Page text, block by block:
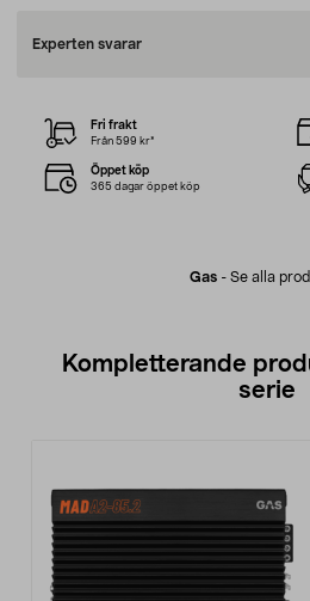
Experten svarar
Gas - Se alla
Fri frakt
Från 599 kr*
Öppet köp
365 dagar öppet köp
Kompletterande
serie